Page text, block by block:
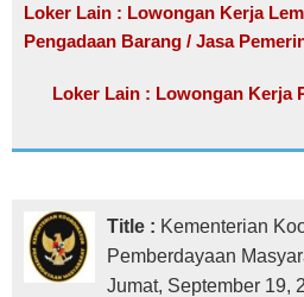
Loker Lain : Lowongan Kerja
Pengadaan Barang / Jasa
Loker Lain : Lowongan Kerja
Title : Kementerian
Pemberdayaan
Jumat, September 19,